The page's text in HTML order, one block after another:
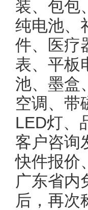
装、包包
纯电池、
件、医疗
表、平板
池、墨盒
空调、带
LED灯、
客户咨询
快件报价
广东省内
后，再次